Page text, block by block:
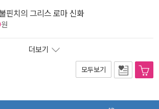
핀치의 그리스 로마 신화
원
더보기
모두보기